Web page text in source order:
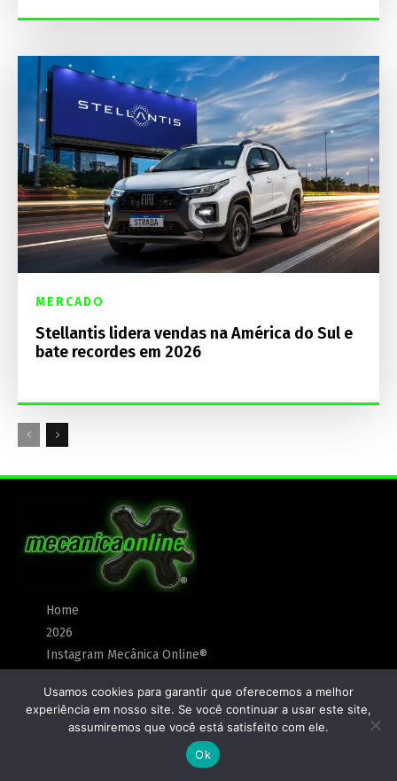
MERCADO
Stellantis lidera vendas na América do Sul e
bate recordes em 2026
Home
2026
Instagram Mecânica Online®
Créditos
Anunciar
Usamos cookies para garantir que oferecemos a melhor
experiência em nosso site. Se você continuar a usar este site,
assumiremos que você está satisfeito com ele.
Ok